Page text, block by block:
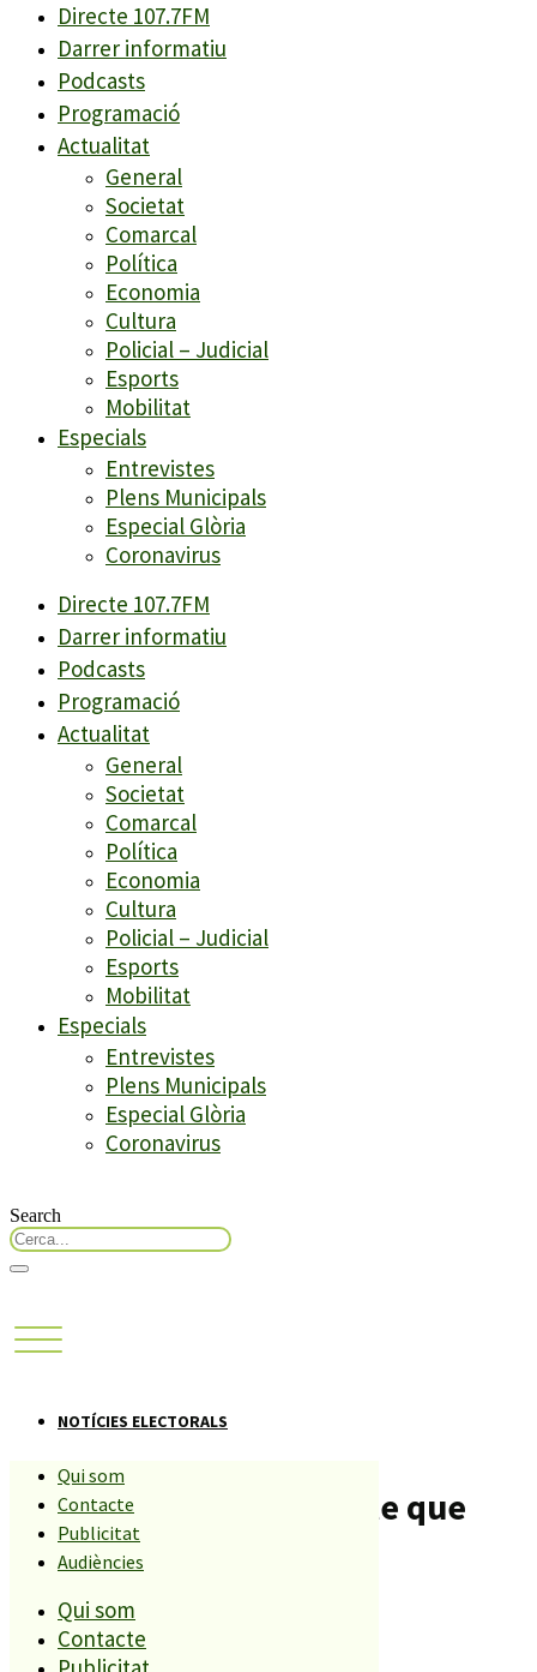
Directe 107.7FM
Darrer informatiu
Podcasts
Programació
Actualitat
General
Societat
Comarcal
Política
Economia
Cultura
Policial – Judicial
Esports
Mobilitat
Especials
Entrevistes
Plens Municipals
Especial Glòria
Coronavirus
Directe 107.7FM
Darrer informatiu
Podcasts
Programació
Actualitat
General
Societat
Comarcal
Política
Economia
Cultura
Policial – Judicial
Esports
Mobilitat
Especials
Entrevistes
Plens Municipals
Especial Glòria
Coronavirus
Search
Qui som
Contacte
Publicitat
Audiències
Qui som
Contacte
NOTÍCIES ELECTORALS
PXC diu que vol un poble que
agradi a tothom
Compartiu aquesta història